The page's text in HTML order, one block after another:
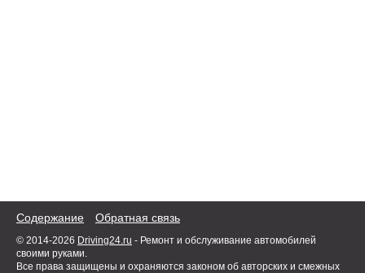
Содержание Обратная связь
© 2014-2026 Driving24.ru - Ремонт и обслуживание автомобилей
своими руками.
Все права защищены и охраняются законом об авторских и смежных